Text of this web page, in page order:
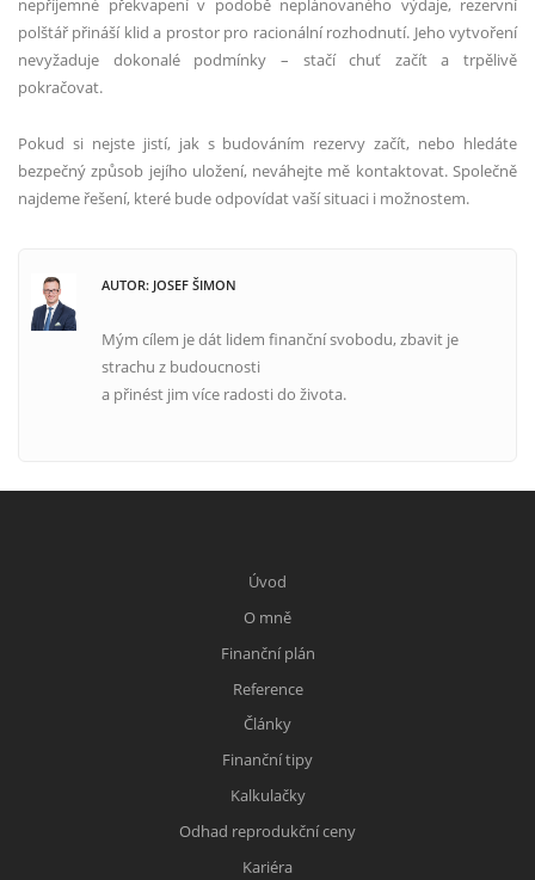
nepříjemné překvapení v podobě neplánovaného výdaje, rezervní
polštář přináší klid a prostor pro racionální rozhodnutí. Jeho vytvoření
nevyžaduje dokonalé podmínky – stačí chuť začít a trpělivě
pokračovat.
Pokud si nejste jistí, jak s budováním rezervy začít, nebo hledáte
bezpečný způsob jejího uložení, neváhejte mě kontaktovat. Společně
najdeme řešení, které bude odpovídat vaší situaci i možnostem.
AUTOR: JOSEF ŠIMON
Mým cílem je dát lidem finanční svobodu, zbavit je
strachu z budoucnosti
a přinést jim více radosti do života.
Úvod
O mně
Finanční plán
Reference
Články
Finanční tipy
Kalkulačky
Odhad reprodukční ceny
Kariéra